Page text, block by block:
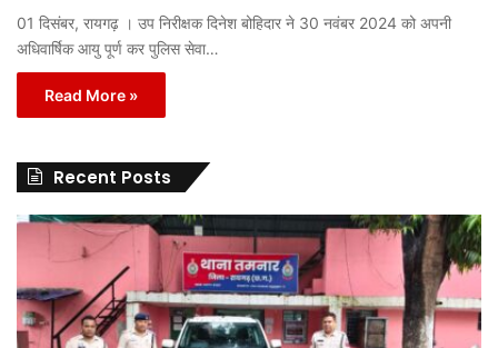
01 दिसंबर, रायगढ़ । उप निरीक्षक दिनेश बोहिदार ने 30 नवंबर 2024 को अपनी
अधिवार्षिक आयु पूर्ण कर पुलिस सेवा…
Read More »
Recent Posts